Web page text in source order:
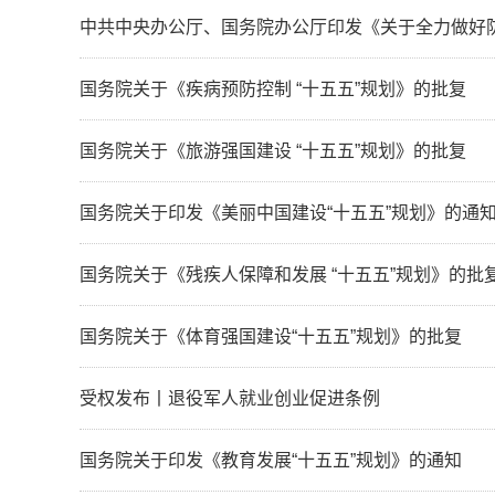
中共中央办公厅、国务院办公厅印发《关于全力做好
国务院关于《疾病预防控制 “十五五”规划》的批复
国务院关于《旅游强国建设 “十五五”规划》的批复
国务院关于印发《美丽中国建设“十五五”规划》的通知
国务院关于《残疾人保障和发展 “十五五”规划》的批
国务院关于《体育强国建设“十五五”规划》的批复
受权发布丨退役军人就业创业促进条例
国务院关于印发《教育发展“十五五”规划》的通知